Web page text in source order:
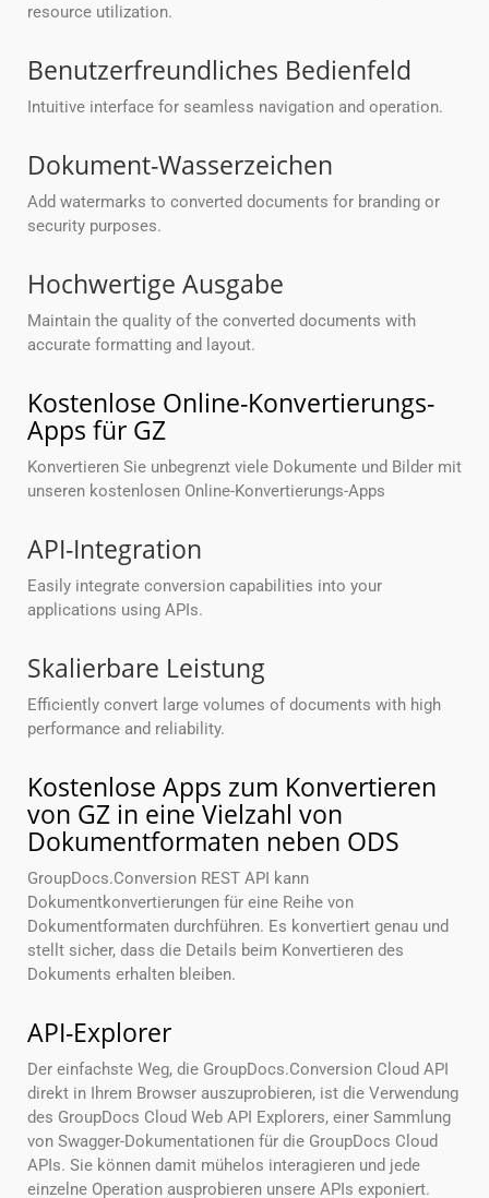
resource utilization.
Benutzerfreundliches Bedienfeld
Intuitive interface for seamless navigation and operation.
Dokument-Wasserzeichen
Add watermarks to converted documents for branding or
security purposes.
Hochwertige Ausgabe
Maintain the quality of the converted documents with
accurate formatting and layout.
Kostenlose Online-Konvertierungs-
Apps für GZ
Konvertieren Sie unbegrenzt viele Dokumente und Bilder mit
unseren kostenlosen Online-Konvertierungs-Apps
API-Integration
Easily integrate conversion capabilities into your
applications using APIs.
Skalierbare Leistung
Efficiently convert large volumes of documents with high
performance and reliability.
Kostenlose Apps zum Konvertieren
von GZ in eine Vielzahl von
Dokumentformaten neben ODS
GroupDocs.Conversion REST API kann
Dokumentkonvertierungen für eine Reihe von
Dokumentformaten durchführen. Es konvertiert genau und
stellt sicher, dass die Details beim Konvertieren des
Dokuments erhalten bleiben.
API-Explorer
Der einfachste Weg, die GroupDocs.Conversion Cloud API
direkt in Ihrem Browser auszuprobieren, ist die Verwendung
des GroupDocs Cloud Web API Explorers, einer Sammlung
von Swagger-Dokumentationen für die GroupDocs Cloud
APIs. Sie können damit mühelos interagieren und jede
einzelne Operation ausprobieren unsere APIs exponiert.